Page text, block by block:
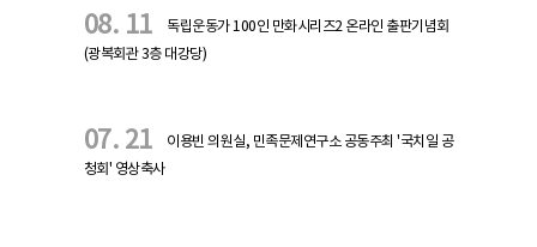
08. 11
독립운동가 100인 만화시리즈2 온라인 출판기념회
(광복회관 3층 대강당)
07. 21
이용빈 의원실, 민족문제연구소 공동주최 '국치일 공
청회' 영상축사